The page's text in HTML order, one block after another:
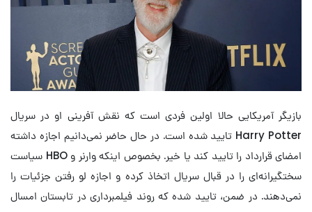
بازیگر آمریکایی حالا اولین فردی است که نقش آفرینی او در سریال
Harry Potter تایید شده است. در حال حاضر نمی‌دانیم اجازه داشته
امضای قرارداد را تایید کند یا خیر. بخصوص اینکه وارنر و HBO سیاست
سختگیرانه‌ای را در قبال سریال اتخاذ کرده و اجازه لو رفتن جزئیات را
نمی‌دهند. در ضمن، تایید شده که روند فیلمبرداری در تابستان امسال